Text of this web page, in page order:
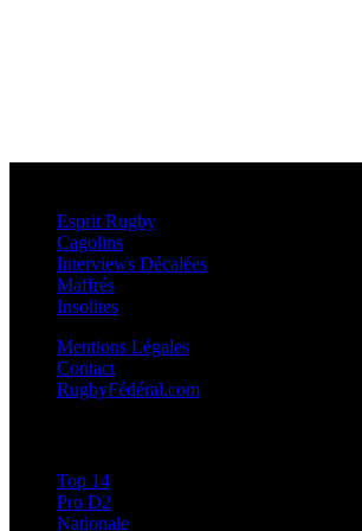
Esprit Rugby
Cagolins
Interviews Décalées
Maffrés
Insolites
Mentions Légales
Contact
RugbyFédéral.com
Top 14
Pro D2
Nationale